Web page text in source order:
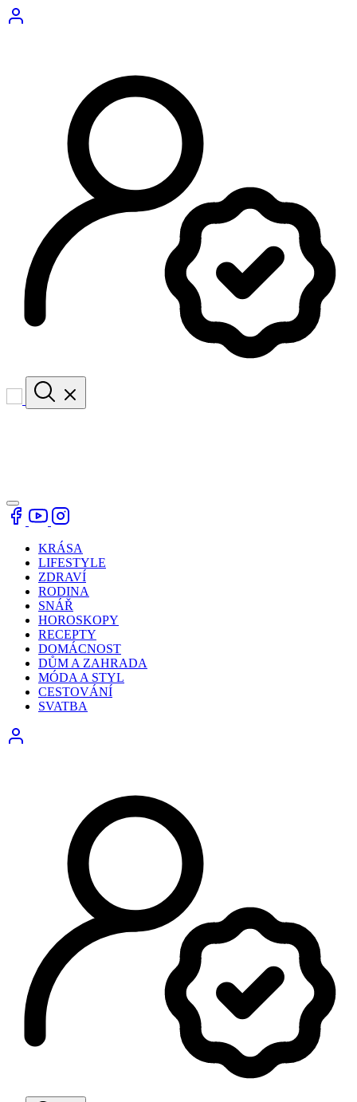
KRÁSA
LIFESTYLE
ZDRAVÍ
RODINA
SNÁŘ
HOROSKOPY
RECEPTY
DOMÁCNOST
DŮM A ZAHRADA
MÓDA A STYL
CESTOVÁNÍ
SVATBA